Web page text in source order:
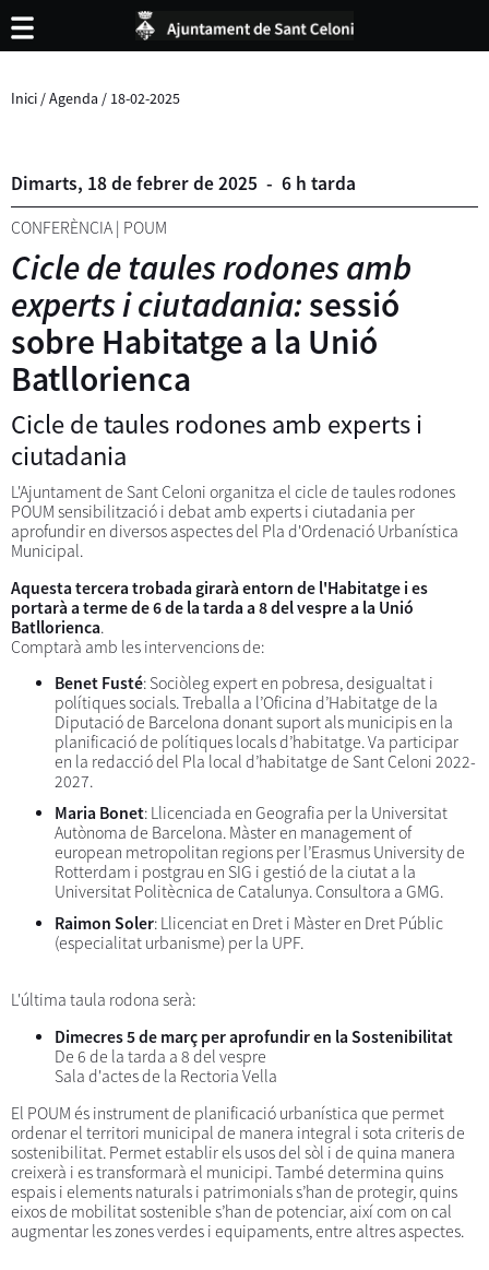
Inici /Agenda / 18-02-2025
Dimarts, 18defebrerde2025 - 6 h tarda
CONFERÈNCIA | POUM
Cicle de taules rodones amb
experts i ciutadania: sessió
sobre Habitatge a la Unió
Batllorienca
Cicle de taules rodones amb experts i
ciutadania
L'Ajuntament de Sant Celoni organitza el cicle de taules rodones
POUM sensibilització i debat amb experts i ciutadania per
aprofundir en diversos aspectes del Pla d'Ordenació Urbanística
Municipal.
Aquesta tercera trobada girarà entorn de l'Habitatge i es
portarà a terme de 6 de la tarda a 8 del vespre a la Unió
Batllorienca.
Comptarà amb les intervencions de:
Benet Fusté: Sociòleg expert en pobresa, desigualtat i
polítiques socials. Treballa a l’Oficina d’Habitatge de la
Diputació de Barcelona donant suport als municipis en la
planificació de polítiques locals d’habitatge. Va participar
en la redacció del Pla local d’habitatge de Sant Celoni 2022-
2027.
Maria Bonet: Llicenciada en Geografia per la Universitat
Autònoma de Barcelona. Màster en management of
european metropolitan regions per l’Erasmus University de
Rotterdam i postgrau en SIG i gestió de la ciutat a la
Universitat Politècnica de Catalunya. Consultora a GMG.
Raimon Soler: Llicenciat en Dret i Màster en Dret Públic
(especialitat urbanisme) per la UPF.
L'última taula rodona serà:
Dimecres 5 de març per aprofundir en la Sostenibilitat
De 6 de la tarda a 8 del vespre
Sala d'actes de la Rectoria Vella
El POUM és instrument de planificació urbanística que permet
ordenar el territori municipal de manera integral i sota criteris de
sostenibilitat. Permet establir els usos del sòl i de quina manera
creixerà i es transformarà el municipi. També determina quins
espais i elements naturals i patrimonials s’han de protegir, quins
eixos de mobilitat sostenible s’han de potenciar, així com on cal
augmentar les zones verdes i equipaments, entre altres aspectes.